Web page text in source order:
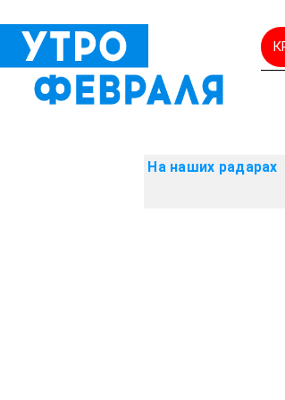
На наших радарах